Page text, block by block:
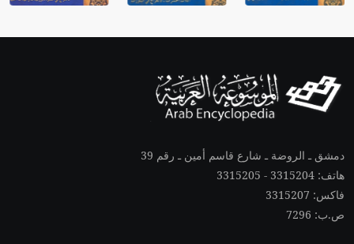
دمشق ـ الروضة ـ شارع قاسم أمين ـ رقم 39
هاتف: 3315204 - 3315205
فاكس: 3315207
ص.ب: 7296